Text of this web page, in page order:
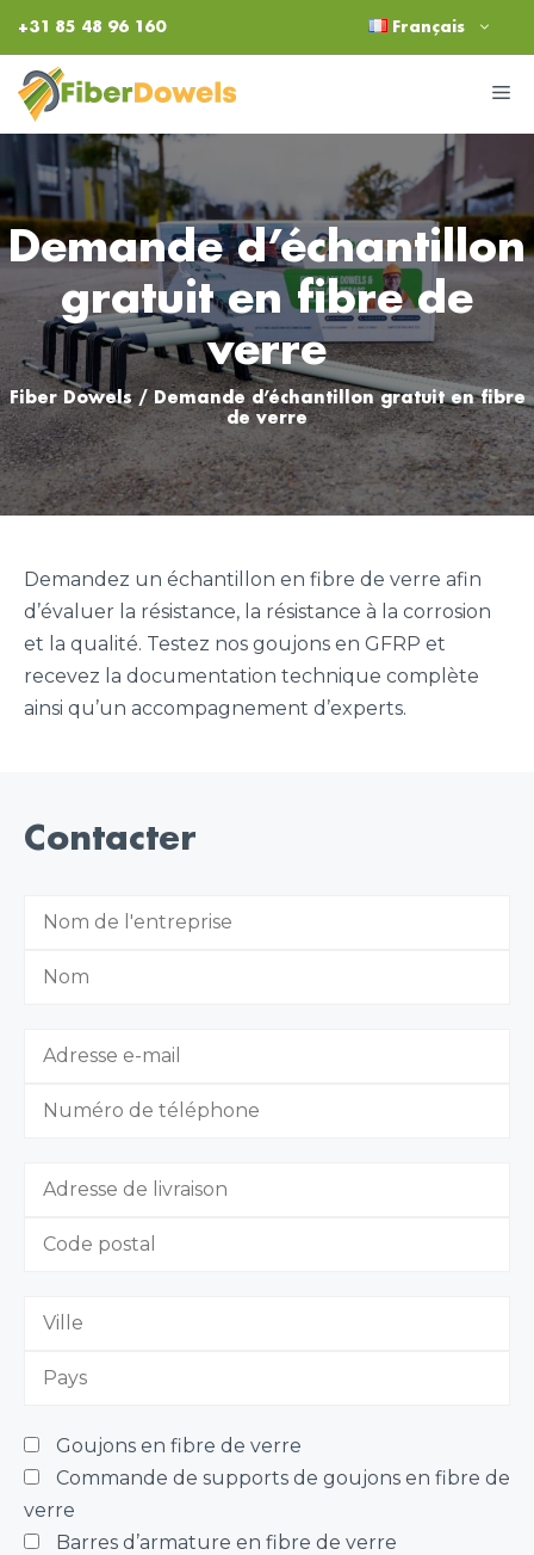
Aller
contenu
+31 85 48 96 160 Français
Demande d’échantillon
gratuit en fibre de
verre
Fiber Dowels/ Demande d’échantillon gratuit en fibre
de verre
Demandez un échantillon en fibre de verre afin
d’évaluer la résistance, la résistance à la corrosion
et la qualité. Testez nos goujons en GFRP et
recevez la documentation technique complète
ainsi qu’un accompagnement d’experts.
Contacter
Goujons en fibre de verre
Commande de supports de goujons en fibre de
verre
Barres d’armature en fibre de verre